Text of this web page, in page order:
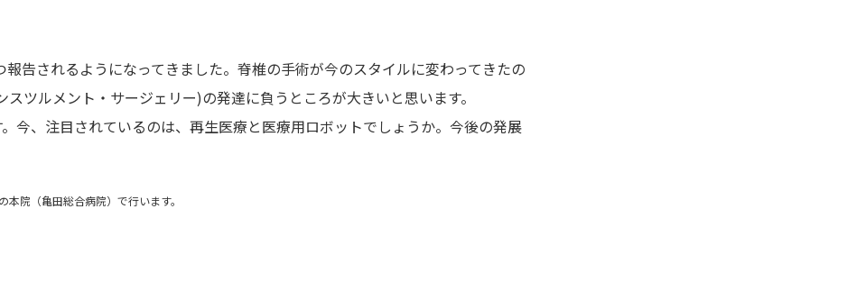
告されるようになってきました。脊椎の手術が今のスタイルに変わってきたの
ツルメント・サージェリー)の発達に負うところが大きいと思います。
今、注目されているのは、再生医療と医療用ロボットでしょうか。今後の発展
院（亀田総合病院）で行います。